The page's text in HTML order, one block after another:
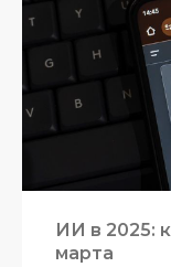
ИИ в 2025:
марта